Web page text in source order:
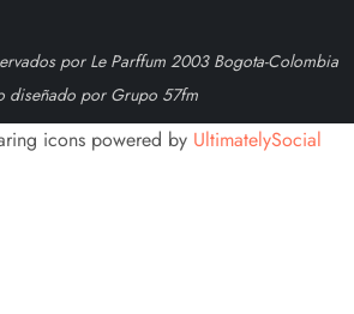
por Le Parffum 2003 Bogota-Colombia
diseñado por Grupo 57fm
icons powered by UltimatelySocial